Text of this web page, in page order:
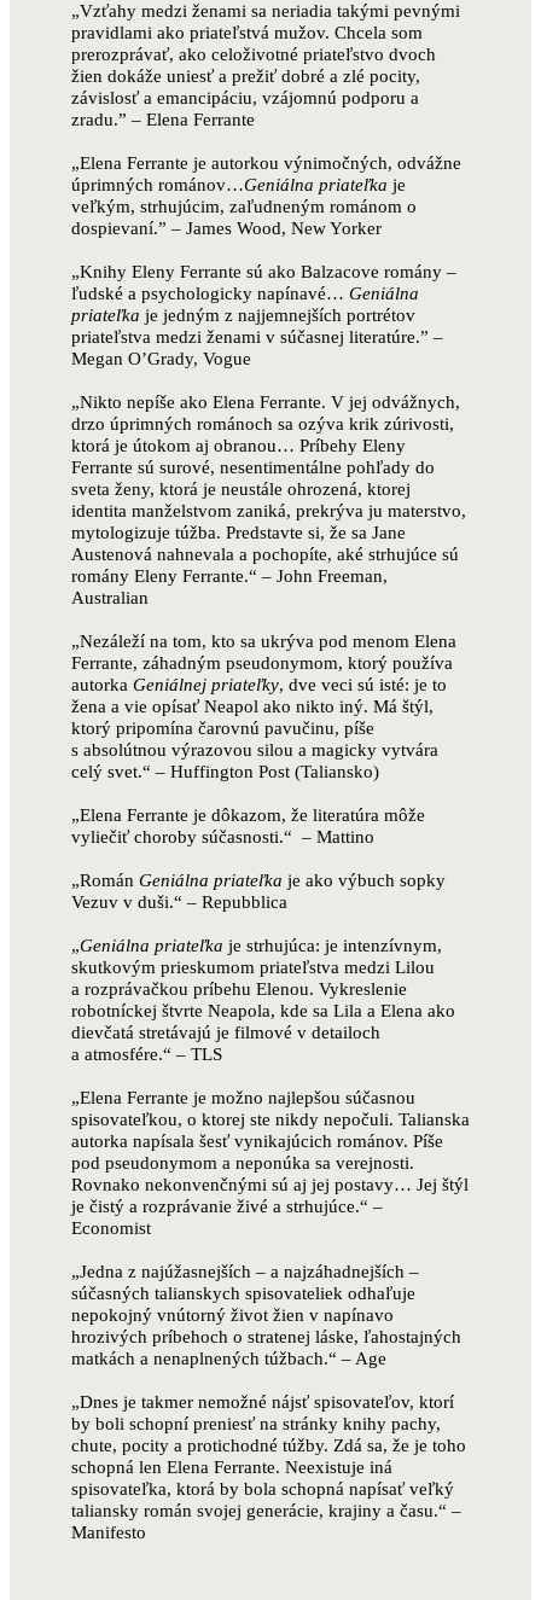
„Vzťahy medzi ženami sa neriadia takými pevnými
pravidlami ako priateľstvá mužov. Chcela som
prerozprávať, ako celoživotné priateľstvo dvoch
žien dokáže uniesť a prežiť dobré a zlé pocity,
závislosť a emancipáciu, vzájomnú podporu a
zradu.” – Elena Ferrante
„Elena Ferrante je autorkou výnimočných, odvážne
úprimných románov…Geniálna priateľka je
veľkým, strhujúcim, zaľudneným románom o
dospievaní.” – James Wood, New Yorker
„Knihy Eleny Ferrante sú ako Balzacove romány –
ľudské a psychologicky napínavé… Geniálna
priateľka je jedným z najjemnejších portrétov
priateľstva medzi ženami v súčasnej literatúre.” –
Megan O’Grady, Vogue
„Nikto nepíše ako Elena Ferrante. V jej odvážnych,
drzo úprimných románoch sa ozýva krik zúrivosti,
ktorá je útokom aj obranou… Príbehy Eleny
Ferrante sú surové, nesentimentálne pohľady do
sveta ženy, ktorá je neustále ohrozená, ktorej
identita manželstvom zaniká, prekrýva ju materstvo,
mytologizuje túžba. Predstavte si, že sa Jane
Austenová nahnevala a pochopíte, aké strhujúce sú
romány Eleny Ferrante.“ – John Freeman,
Australian
„Nezáleží na tom, kto sa ukrýva pod menom Elena
Ferrante, záhadným pseudonymom, ktorý používa
autorka Geniálnej priateľky, dve veci sú isté: je to
žena a vie opísať Neapol ako nikto iný. Má štýl,
ktorý pripomína čarovnú pavučinu, píše
s absolútnou výrazovou silou a magicky vytvára
celý svet.“ – Huffington Post (Taliansko)
„Elena Ferrante je dôkazom, že literatúra môže
vyliečiť choroby súčasnosti.“ – Mattino
„Román Geniálna priateľka je ako výbuch sopky
Vezuv v duši.“ – Repubblica
„Geniálna priateľka je strhujúca: je intenzívnym,
skutkovým prieskumom priateľstva medzi Lilou
a rozprávačkou príbehu Elenou. Vykreslenie
robotníckej štvrte Neapola, kde sa Lila a Elena ako
dievčatá stretávajú je filmové v detailoch
a atmosfére.“ – TLS
„Elena Ferrante je možno najlepšou súčasnou
spisovateľkou, o ktorej ste nikdy nepočuli. Talianska
autorka napísala šesť vynikajúcich románov. Píše
pod pseudonymom a neponúka sa verejnosti.
Rovnako nekonvenčnými sú aj jej postavy… Jej štýl
je čistý a rozprávanie živé a strhujúce.“ –
Economist
„Jedna z najúžasnejších – a najzáhadnejších –
súčasných talianskych spisovateliek odhaľuje
nepokojný vnútorný život žien v napínavo
hrozivých príbehoch o stratenej láske, ľahostajných
matkách a nenaplnených túžbach.“ – Age
„Dnes je takmer nemožné nájsť spisovateľov, ktorí
by boli schopní preniesť na stránky knihy pachy,
chute, pocity a protichodné túžby. Zdá sa, že je toho
schopná len Elena Ferrante. Neexistuje iná
spisovateľka, ktorá by bola schopná napísať veľký
taliansky román svojej generácie, krajiny a času.“ –
Manifesto